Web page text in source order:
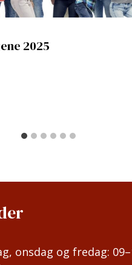
2025
onsdag og fredag: